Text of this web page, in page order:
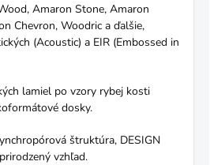
Amaron Stone, Amaron
Chevron, Woodric a ďalšie,
(Acoustic) a EIR (Embossed in
lamiel po vzory rybej kosti
dosky.
štruktúra, DESIGN
vzhľad.